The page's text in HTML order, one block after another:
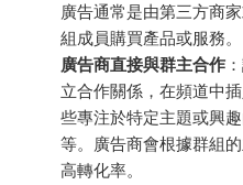
廣告通常是由第三方商
組成員購買產品或服務。
廣告商直接與群主合作
立合作關係，在頻道中
些專注於特定主題或興
等。廣告商會根據群組
高轉化率。